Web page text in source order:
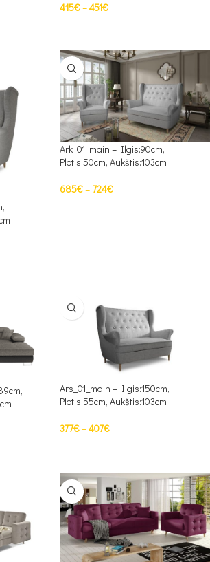
415€–451€
Ark_01_main – Ilgis:90cm,
Plotis:50cm, Aukštis:103cm
685€– 724€
Ars_01_main – Ilgis:150cm,
Plotis:55cm, Aukštis:103cm
377€–407€